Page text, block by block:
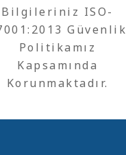
Bilgileriniz ISO-
Güvenlik
Politikamız
Kapsamında
Korunmaktadır.